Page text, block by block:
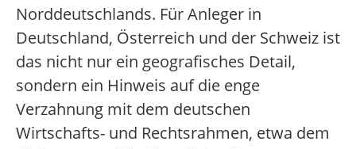
Norddeutschlands. Für Anleger in
Deutschland, Österreich und der Schweiz ist
das nicht nur ein geografisches Detail,
sondern ein Hinweis auf die enge
Verzahnung mit dem deutschen
Wirtschafts- und Rechtsrahmen, etwa dem